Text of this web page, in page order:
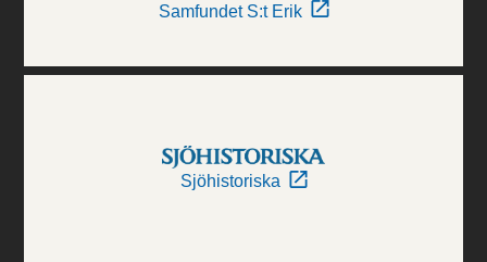
Samfundet S:t Erik
Sjöhistoriska